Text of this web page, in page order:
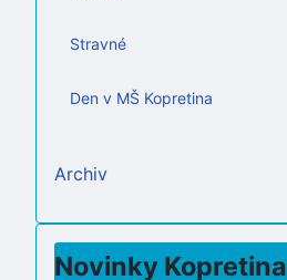
Stravné
Den v MŠ Kopretina
Archiv
Novinky Kopretina